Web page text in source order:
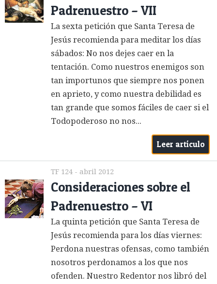
Padrenuestro – VII
La sexta petición que Santa Teresa de
Jesús recomienda para meditar los días
sábados: No nos dejes caer en la
tentación. Como nuestros enemigos son
tan importunos que siempre nos ponen
en aprieto, y como nuestra debilidad es
tan grande que somos fáciles de caer si el
Todopoderoso no nos...
Leer artículo
TF 124 - abril 2012
Consideraciones sobre el
Padrenuestro – VI
La quinta petición que Santa Teresa de
Jesús recomienda para los días viernes:
Perdona nuestras ofensas, como también
nosotros perdonamos a los que nos
ofenden. Nuestro Redentor nos libró del